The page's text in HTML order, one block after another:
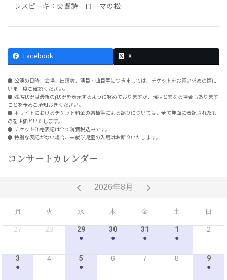
レスピーギ：交響詩「ローマの松」
Facebook X
公演の日時、会場、出演者、演目・曲目等につきましては、チケットをお買い求めの際に
いま一度ご確認ください。
残席状況は最新のj状況を表示するように努めておりますが、現状と異なる場合もあります
ことを予めご承知おきください。
本サイトにおけるチケット料金の誤植等による誤りについては、全て券面に表記されたも
のを正価といたします。
チケット価格表記は全て消費税込みです。
特別な表記がない場合、未就学児童の入場はお断りいたします。
コンサートカレンダー
2026年8月
月 火 水 木 金 土 日
27 28 29 30 31 1 2
● ● ● ●
3 4 5 6 7 8 9
● ● ●